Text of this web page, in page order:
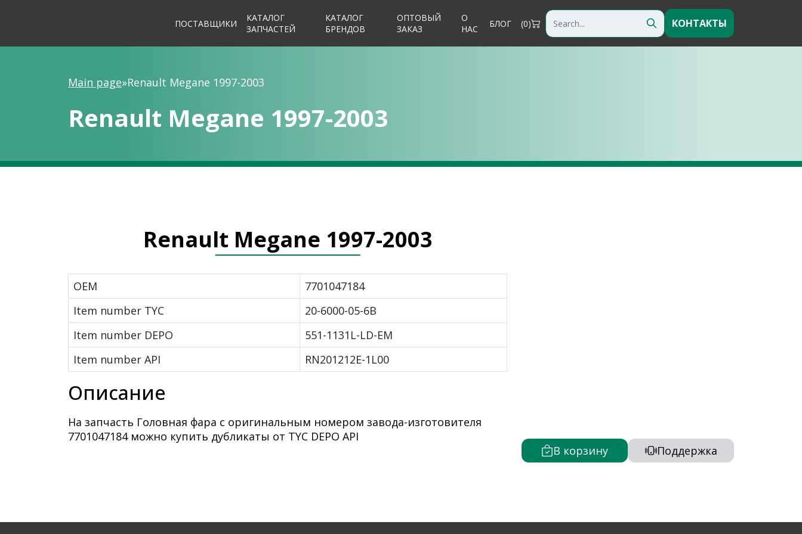
ПОСТАВЩИКИ
КАТАЛОГ
ЗАПЧАСТЕЙ
КАТАЛОГ
БРЕНДОВ
ОПТОВЫЙ
ЗАКАЗ
О
НАС
БЛОГ (0) КОНТАКТЫ
Main page»Renault Megane 1997-2003
Renault Megane 1997-2003
В корзину Поддержка
Renault Megane 1997-2003
OEM
7701047184
Item number TYC
20-6000-05-6B
Item number DEPO
551-1131L-LD-EM
Item number API
RN201212E-1L00
Описание
На запчасть Головная фара с оригинальным номером завода-изготовителя
7701047184 можно купить дубликаты от TYC DEPO API